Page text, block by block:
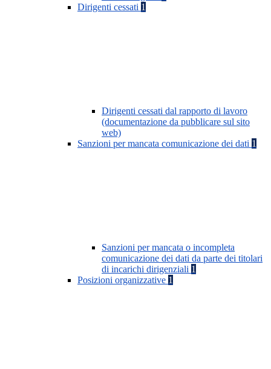
Dirigenti cessati 1
Dirigenti cessati dal rapporto di lavoro
(documentazione da pubblicare sul sito
web)
Sanzioni per mancata comunicazione dei dati 1
Sanzioni per mancata o incompleta
comunicazione dei dati da parte dei titolari
di incarichi dirigenziali 1
Posizioni organizzative 1